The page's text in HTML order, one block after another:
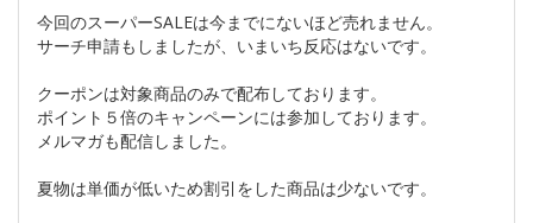
今回のスーパーSALEは今までにないほど売れません。
サーチ申請もしましたが、いまいち反応はないです。
クーポンは対象商品のみで配布しております。
ポイント５倍のキャンペーンには参加しております。
メルマガも配信しました。
夏物は単価が低いため割引をした商品は少ないです。